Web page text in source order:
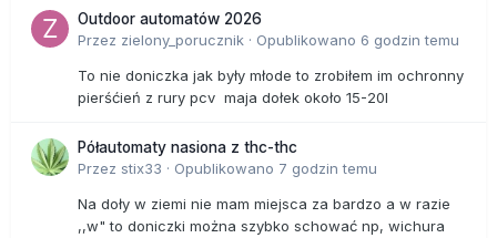
Outdoor automatów 2026
Przez zielony_porucznik · Opublikowano 6 godzin temu
To nie doniczka jak były młode to zrobiłem im ochronny
pierśćień z rury pcv maja dołek około 15-20l
Półautomaty nasiona z thc-thc
Przez stix33 · Opublikowano 7 godzin temu
Na doły w ziemi nie mam miejsca za bardzo a w razie
,,w" to doniczki można szybko schować np, wichura